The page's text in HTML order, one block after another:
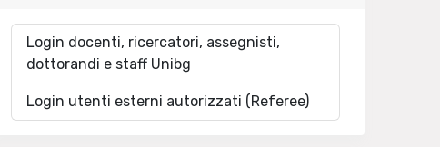
Login docenti, ricercatori, assegnisti,
dottorandi e staff Unibg
Login utenti esterni autorizzati (Referee)